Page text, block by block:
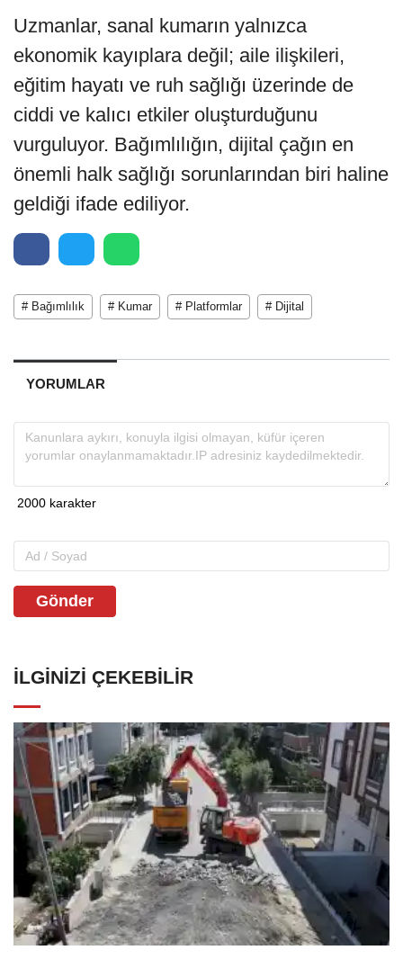
Uzmanlar, sanal kumarın yalnızca
ekonomik kayıplara değil; aile ilişkileri,
eğitim hayatı ve ruh sağlığı üzerinde de
ciddi ve kalıcı etkiler oluşturduğunu
vurguluyor. Bağımlılığın, dijital çağın en
önemli halk sağlığı sorunlarından biri haline
geldiği ifade ediliyor.
# Bağımlılık # Kumar # Platformlar # Dijital
YORUMLAR
Gönder
İLGINIZI ÇEKEBILIR